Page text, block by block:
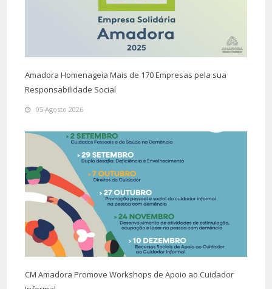
Amadora Homenageia Mais de 170 Empresas pela sua
Responsabilidade Social
05 Agosto 2026
CM Amadora Promove Workshops de Apoio ao Cuidador